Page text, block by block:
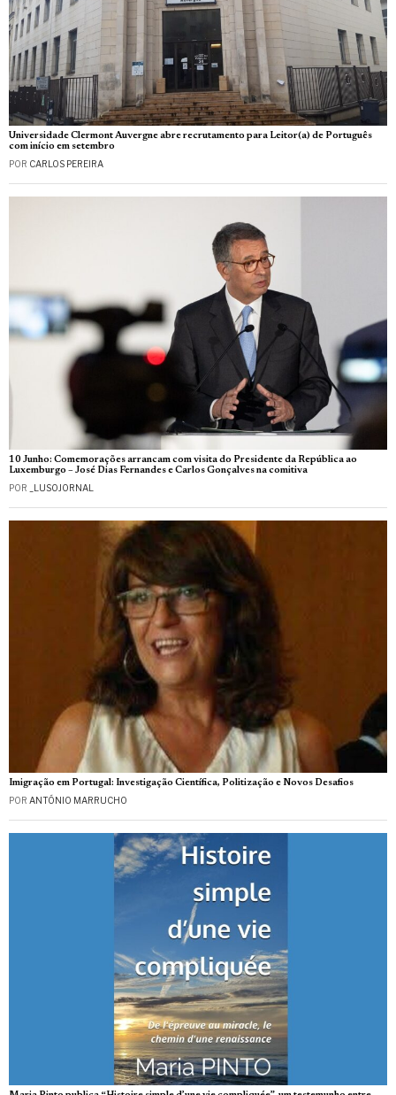
Universidade Clermont Auvergne abre recrutamento para Leitor(a) de Português
com início em setembro
POR CARLOS PEREIRA
10 Junho: Comemorações arrancam com visita do Presidente da República ao
Luxemburgo – José Dias Fernandes e Carlos Gonçalves na comitiva
POR _LUSOJORNAL
Imigração em Portugal: Investigação Científica, Politização e Novos Desafios
POR ANTÓNIO MARRUCHO